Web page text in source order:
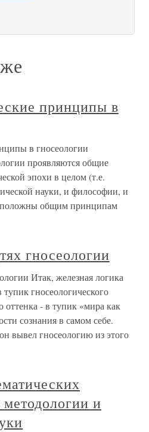
принципы в
в гносеологии
проявляются общие
эпохи в целом (т.е.
науки, и философии, и
общим принципам
гносеологии
Итак, железная логика
гносеологического
оттенка - в тупик «мира как
сознания в самом себе.
вывел гносеологию из этого
и